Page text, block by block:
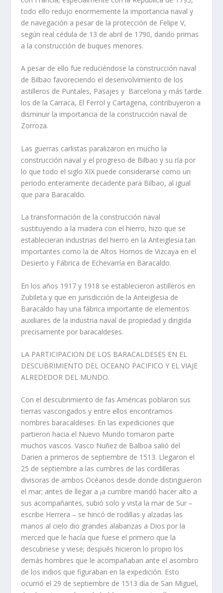
todo ello redujo enormemente la importancia naval y
de navegación a pesar de la protección de Felipe V,
según real cédula de 13 de abril de 1790, dando primas
a la construcción de buques menores.
A pesar de ello fue reduciéndose la construcción naval
de Bilbao favoreciendo el desenvolvimiento de los
astilleros de Puntales, Pasajes y Barcelona y más tarde
los de la Carraca, El Ferrol y Cartagena, contribuyeron a
disminuir la importancia de la construcción naval de
Zorroza.
Las guerras carlistas paralizaron en mucho la
construcción naval y el progreso de Bilbao y su ría por
lo que todo el siglo XIX puede considerarse como un
periodo enteramente decadente para Bilbao, al igual
que para Baracaldo.
La transformación de la construcción naval
sustituyendo a la madera con el hierro, hizo que se
establecieran industrias del hierro en la Anteiglesia tan
importantes como la de Altos Hornos de Vizcaya en el
Desierto y Fábrica de Echevarría en Baracaldo.
En los años 1917 y 1918 se establecieron astilleros en
Zubileta y que en jurisdicción de la Anteiglesia de
Baracaldo hay una fábrica importante de elementos
auxiliares de la industria naval de propiedad y dirigida
precisamente por baracaldeses.
LA PARTICIPACION DE LOS BARACALDESES EN EL
DESCUBRIMIENTO DEL OCEANO PACIFICO Y EL VIAJE
ALREDEDOR DEL MUNDO.
Con el descubrimiento de fas Américas poblaron sus
tierras vascongados y entre ellos encontramos
nombres baracaldeses. En las expediciones que
partieron hacia el Nuevo Mundo tomaron parte
muchos vascos. Vasco Nuñez de Balboa salió del
Darien a primeros de septiembre de 1513. Llegaron el
25 de septiembre a las cumbres de las cordilleras
divisoras de ambos Océanos desde donde distinguieron
el mar; antes de llegar a ¡a cumbre mandó hacer alto a
sus acompañantes, subió solo y vista la mar de Sur –
escribe Herrera – se hincó de rodillas y alzadas las
manos al cielo dio grandes alabanzas a Dios por la
merced que le hacía que fuese el primero que la
descubriese y viese; después hicieron lo propio los
demás hombres que le acompañaban ante el asombro
de los indios que figuraban en la expedición. Esto
ocurrió el 29 de septiembre de 1513 día de San Miguel,